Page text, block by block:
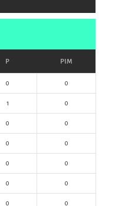
P PIM
0 0
1 0
0 0
0 0
0 0
0 0
0 0